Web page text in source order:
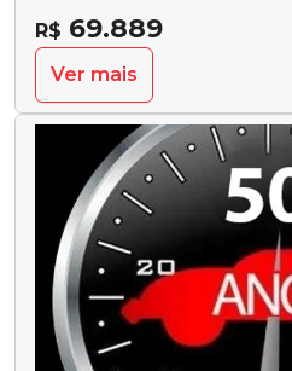
R$ 69.889
Ver mais